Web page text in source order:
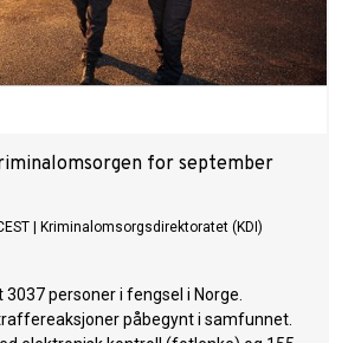
for september
Kriminalomsorgsdirektoratet (KDI)
3037 personer i fengsel i Norge.
påbegynt i samfunnet.